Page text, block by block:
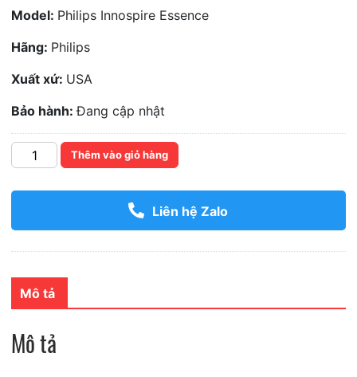
Model: Philips Innospire Essence
Hãng: Philips
Xuất xứ: USA
Bảo hành:Đang cập nhật
lượng
Thêm vào giỏ hàng
Liên hệ Zalo
Mô tả
Mô tả